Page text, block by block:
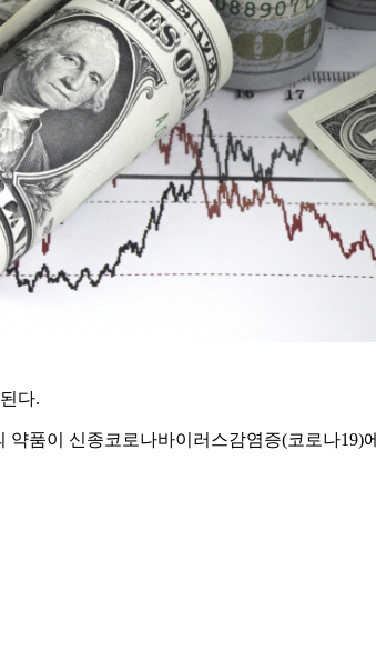
다.
품이 신종코로나바이러스감염증(코로나